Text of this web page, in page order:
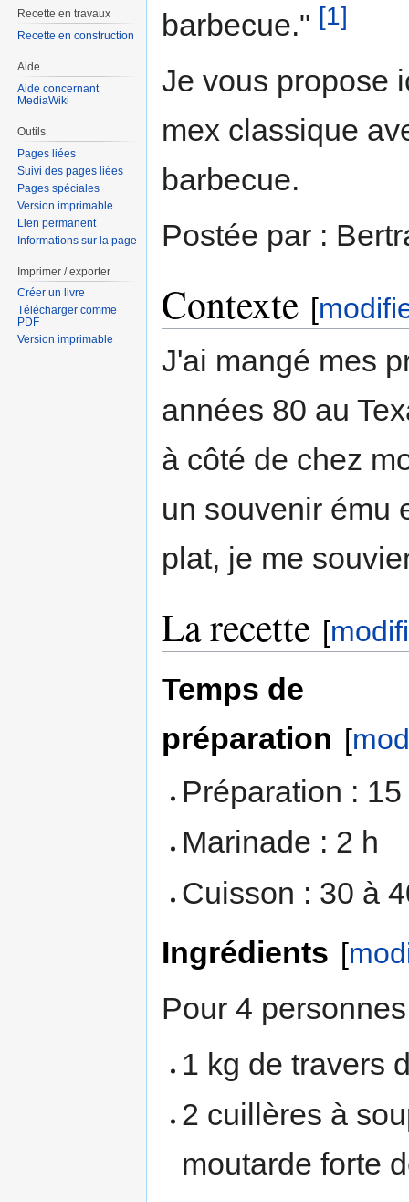
barbecue." [1]
Je vous propose
mex classique
barbecue.
Postée par :
Contexte [
J'ai mangé mes
années 80 au
à côté de chez
un souvenir ému
plat, je me
La recette [
Temps de
préparation [
Préparation :
Marinade : 2 h
Cuisson : 30 à
Ingrédients [
Pour 4
1 kg de travers
2 cuillères à
moutarde forte
Recette en travaux
Recette en construction
Aide
Aide concernant
MediaWiki
Outils
Pages liées
Suivi des pages liées
Pages spéciales
Version imprimable
Lien permanent
Informations sur la page
Imprimer / exporter
Créer un livre
Télécharger comme
PDF
Version imprimable